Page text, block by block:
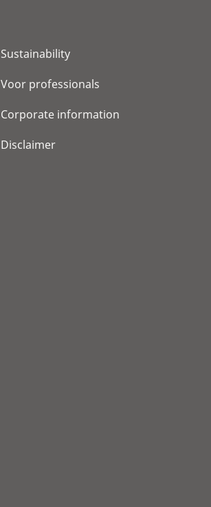
Sustainability
Voor professionals
Corporate information
Disclaimer